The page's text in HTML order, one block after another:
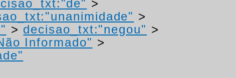
>
>
> decisao_txt:"negou" >
Informado" >